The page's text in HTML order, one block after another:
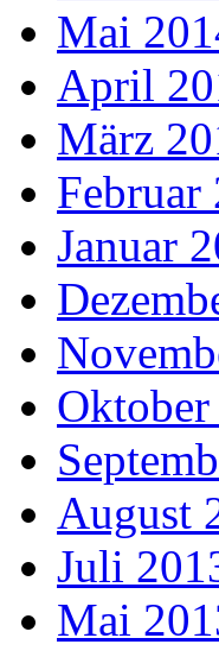
Mai
April
März
Februar
Januar
August
Juli
Mai